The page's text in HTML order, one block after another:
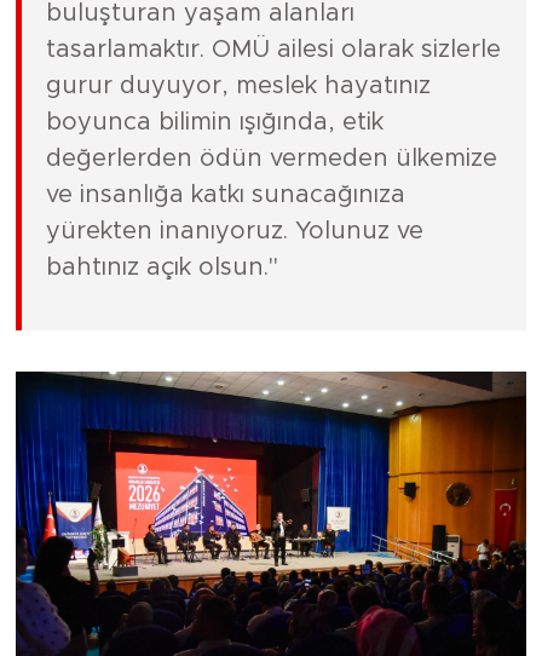
buluşturan yaşam alanları
tasarlamaktır. OMÜ ailesi olarak sizlerle
gurur duyuyor, meslek hayatınız
boyunca bilimin ışığında, etik
değerlerden ödün vermeden ülkemize
ve insanlığa katkı sunacağınıza
yürekten inanıyoruz. Yolunuz ve
bahtınız açık olsun."